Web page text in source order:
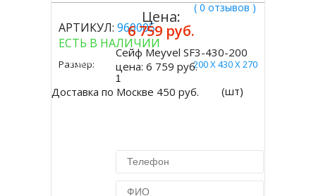
( 0 отзывов )
АРТИКУЛ: 960005
ЕСТЬ В НАЛИЧИИ
Размер: 200 Х 430 Х 270
Доставка по Москве 450 руб.
Цена:
6 759 руб.
Купить
Сейф Meyvel SF3-430-200
цена:6 759 руб.
(шт)